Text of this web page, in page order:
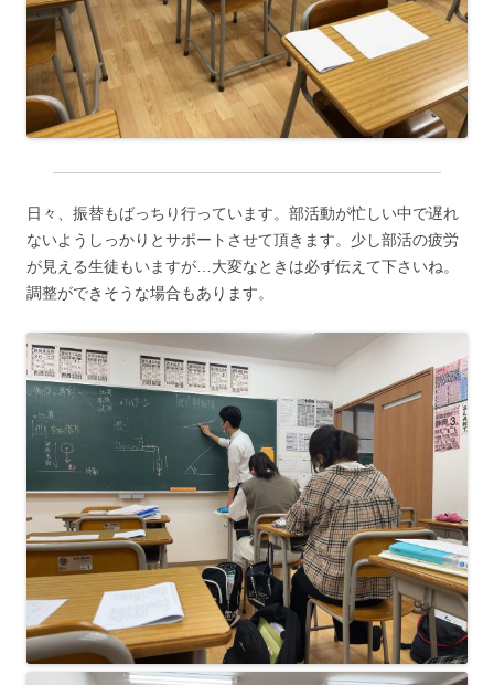
日々、振替もばっちり行っています。部活動が忙しい中で遅れ
ないようしっかりとサポートさせて頂きます。少し部活の疲労
が見える生徒もいますが…大変なときは必ず伝えて下さいね。
調整ができそうな場合もあります。